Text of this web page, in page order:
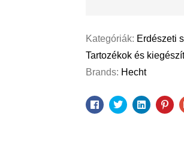
Kategóriák: Erdészeti
Tartozékok és
Brands: Hecht
Facebook
TwitterLinkedin